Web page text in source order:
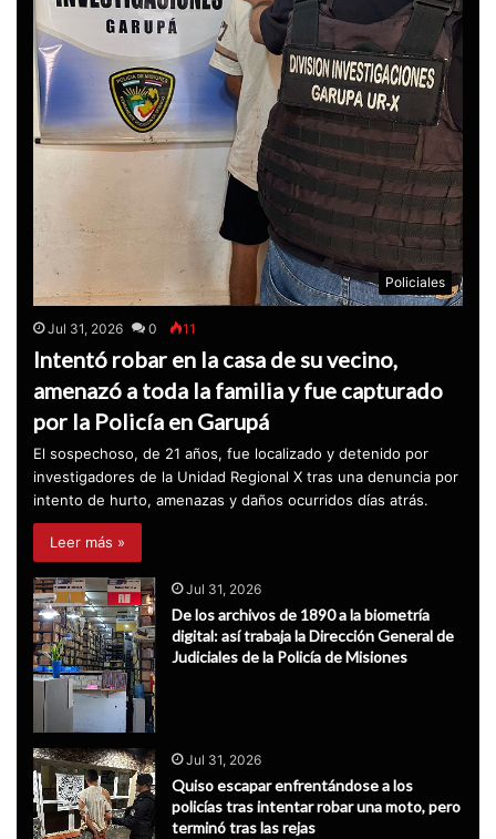
Policiales
Jul 31, 2026 0 11
Intentó robar en la casa de su vecino,
amenazó a toda la familia y fue capturado
por la Policía en Garupá
El sospechoso, de 21 años, fue localizado y detenido por
investigadores de la Unidad Regional X tras una denuncia por
intento de hurto, amenazas y daños ocurridos días atrás.
Leer más »
Jul 31, 2026
De los archivos de 1890 a la biometría
digital: así trabaja la Dirección General de
Judiciales de la Policía de Misiones
Jul 31, 2026
Quiso escapar enfrentándose a los
policías tras intentar robar una moto, pero
terminó tras las rejas